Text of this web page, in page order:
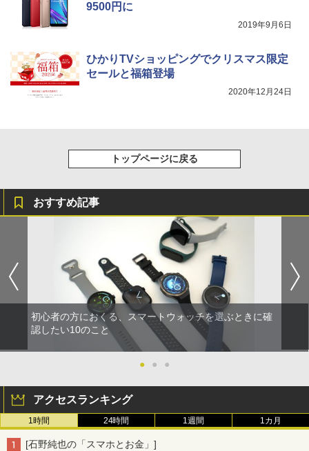
9500円に
2019年9月6日
ひかりTVショッピングでクリスマス限定
セールと福箱登場
2020年12月24日
トップページに戻る
おすすめ記事
初心者の方におくる、スマートウォッチを選ぶときに確
認したい10のこと
● ● ●
アクセスランキング
1時間 24時間 1週間 1カ月
[石野純也の「スマホとお金」]